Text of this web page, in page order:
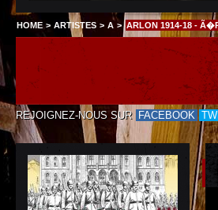
HOME > ARTISTES > A > ARLON 1914-18 -
REJOIGNEZ-NOUS SUR FACEBOOK